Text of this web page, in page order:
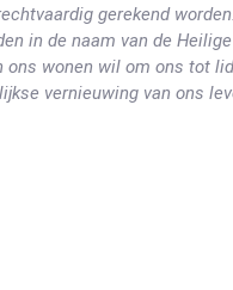
gerekend worden.
in de naam van de
ons wonen wil om ons tot
vernieuwing van ons